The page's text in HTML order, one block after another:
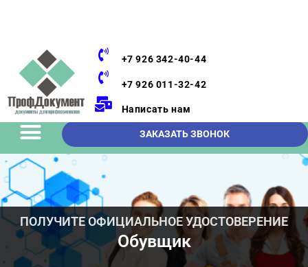
+7 926 342-40-44
+7 926 011-32-42
Написать нам
ЗАКАЗАТЬ ЗВОНОК
ПОЛУЧИТЕ ОФИЦИАЛЬНОЕ УДОСТОВЕРЕНИЕ
Обувщик